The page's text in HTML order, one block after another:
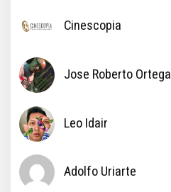
Cinescopia
Jose Roberto Ortega
Leo Idair
Adolfo Uriarte